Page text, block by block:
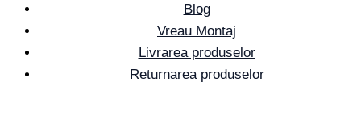
Blog
Vreau Montaj
Livrarea produselor
Returnarea produselor